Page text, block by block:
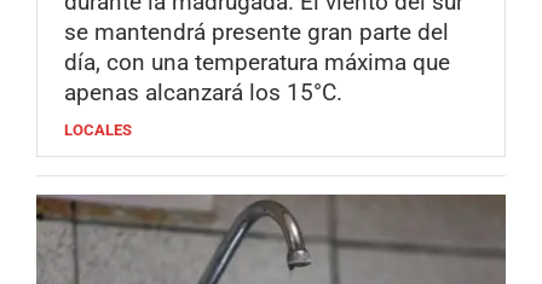
se mantendrá presente gran parte del
día, con una temperatura máxima que
apenas alcanzará los 15°C.
LOCALES